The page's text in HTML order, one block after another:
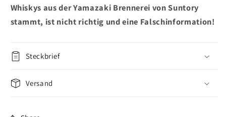
Whiskys aus der Yamazaki Brennerei von Suntory
stammt, ist nicht richtig und eine Falschinformation!
Steckbrief
Versand